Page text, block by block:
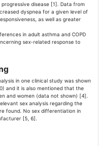
disease [1]. Data from
dyspnea for a given level of
as well as greater
in adult asthma and COPD
sex-related response to
in one clinical study was shown
and it is also mentioned that the
and women (data not shown) [4].
sex analysis regarding the
found. No sex differentiation in
[5, 6].